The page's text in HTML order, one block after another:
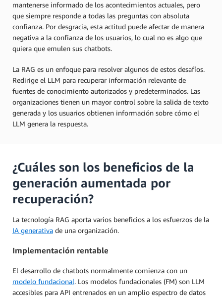
mantenerse informado de los acontecimientos actuales, pero
que siempre responde a todas las preguntas con absoluta
confianza. Por desgracia, esta actitud puede afectar de manera
negativa a la confianza de los usuarios, lo cual no es algo que
quiera que emulen sus chatbots.
La RAG es un enfoque para resolver algunos de estos desafíos.
Redirige el LLM para recuperar información relevante de
fuentes de conocimiento autorizados y predeterminados. Las
organizaciones tienen un mayor control sobre la salida de texto
generada y los usuarios obtienen información sobre cómo el
LLM genera la respuesta.
¿Cuáles son los beneficios de la
generación aumentada por
recuperación?
La tecnología RAG aporta varios beneficios a los esfuerzos de la
IA generativa de una organización.
Implementación rentable
El desarrollo de chatbots normalmente comienza con un
modelo fundacional. Los modelos fundacionales (FM) son LLM
accesibles para API entrenados en un amplio espectro de datos